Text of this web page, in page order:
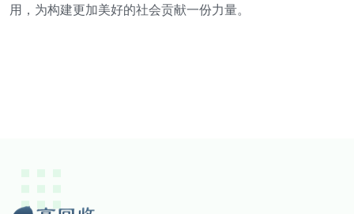
用，为构建更加美好的社会贡献一份力量。